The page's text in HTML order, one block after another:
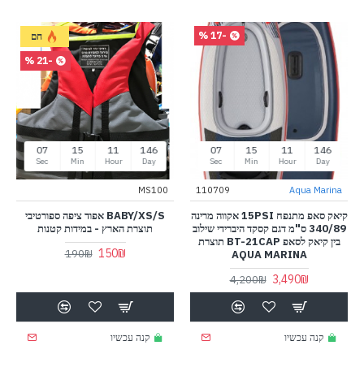
-17 %
146
Day
11
Hour
15
Min
07
Sec
Aqua Marina
110709
קיאק סאפ מתנפח 15PSI אקווה מרינה
340/89 ס"מ דגם קסקד היברידי שילוב
בין קיאק לסאפ BT-21CAP תוצרת
AQUA MARINA
3,490₪
4,200₪
קנה עכשיו
חם
-21 %
146
Day
11
Hour
15
Min
07
Sec
MS100
BABY/XS/S אפוד ציפה ספורטיבי
תוצרת הארץ - במידות קטנות
150₪
190₪
קנה עכשיו